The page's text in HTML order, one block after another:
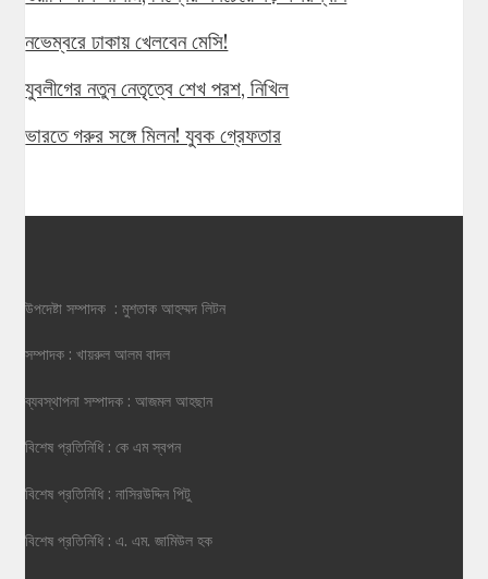
নভেম্বরে ঢাকায় খেলবেন মেসি!
যুবলীগের নতুন নেতৃত্বে শেখ পরশ, নিখিল
ভারতে গরুর সঙ্গে মিলন! যুবক গ্রেফতার
উপদেষ্টা সম্পাদক : মুশতাক আহম্মদ লিটন
সম্পাদক : খায়রুল আলম বাদল
ব্যবস্থাপনা সম্পাদক : আজমল আহছান
বিশেষ প্রতিনিধি : কে এম স্বপন
বিশেষ প্রতিনিধি : নাসিরউদ্দিন পিটু
বিশেষ প্রতিনিধি : এ. এম. জামিউল হক